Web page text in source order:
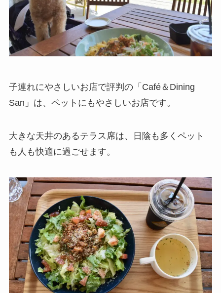
子連れにやさしいお店で評判の「Café＆Dining
San」は、ペットにもやさしいお店です。
大きな天井のあるテラス席は、日陰も多くペット
も人も快適に過ごせます。